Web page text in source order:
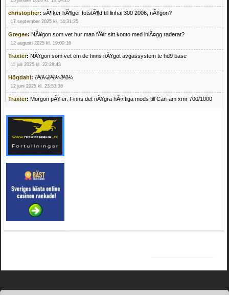
christopher: sÃ¶ker hÃ¶ger fotstÃ¶d till linhai 300 2006, nÃ¥gon?
17 september 2025 kl. 14:31:25
Gregee: NÃ¥gon som vet hur man fÃ¥r sitt konto med inlÃ¤gg raderat?
12 augusti 2025 kl. 19:00:16
Traxter: NÃ¥gon som vet om de finns nÃ¥got avgassystem te hd9 base
11 juli 2025 kl. 22:28:43
Högdahl: ðªð¼ðªð¼ðªð¼
12 juni 2025 kl. 23:53:36
Traxter: Morgon pÃ¥ er. Finns det nÃ¥gra hÃ¤ftiga mods till Can-am xmr 700/1000
Mrhandsome:SÃ¶ker defekta/trasiga fyrhjulingar. Jag betalar bra och du kan nÃ¥ mig
pÃ¥ 0709955029 eller hv.alexandersson@gmail.com ifall du har en som du vill sÃ¤lja
mvh Hugo
21 februari 2025 kl. 09:25:52
Oscar5:NÃ¥gon som vet vad man kan begÃ¤ra fÃ¶r en Honda TRX 350 FE 2005
4 februari 2025 kl. 19:20:50
Oscar5:44
4 februari 2025 kl. 19:15:36
Greger59:NÃ¤gon som vet har en Cetek 500 EFI
15 januari 2025 kl. 23:49:44
Mrhandsome:SÃÂ¶ker defekta/trasiga fyrhjulingar. Jag betalar bra och du kan nÃÂ¥
trailboss:Hej. sÃ¶ker instruktionsbok Polaris TrailBoss 250-89